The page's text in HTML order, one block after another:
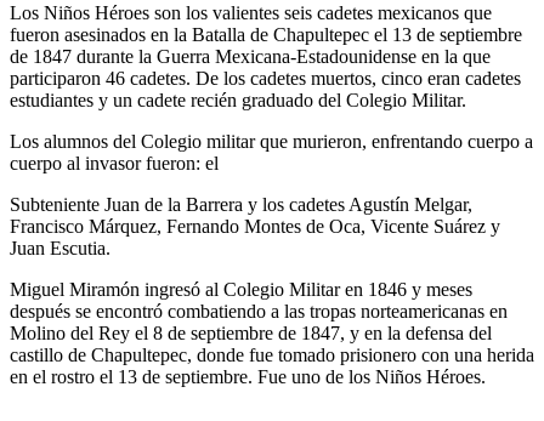
Los Niños Héroes son los valientes seis cadetes mexicanos​ que
fueron asesinados en la Batalla de Chapultepec el 13 de septiembre
de 1847 durante la Guerra Mexicana-Estadounidense en la que
participaron 46 cadetes. De los cadetes muertos, cinco eran cadetes
estudiantes y un cadete recién graduado del Colegio Militar.
Los alumnos del Colegio militar que murieron, enfrentando cuerpo a
cuerpo al invasor fueron: el
Subteniente Juan de la Barrera y los cadetes Agustín Melgar,
Francisco Márquez, Fernando Montes de Oca, Vicente Suárez y
Juan Escutia.
Miguel Miramón ingresó al Colegio Militar en 1846 y meses
después se encontró combatiendo a las tropas norteamericanas en
Molino del Rey el 8 de septiembre de 1847, y en la defensa del
castillo de Chapultepec, donde fue tomado prisionero con una herida
en el rostro el 13 de septiembre. Fue uno de los Niños Héroes.